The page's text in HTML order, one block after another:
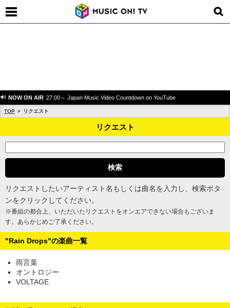
NOW ON AIR 27:00～ Japan Music Video Countdown on YouTube
TOP リクエスト
リクエスト
リクエストしたいアーティスト名もしくは曲名を入力し、検索ボタ
ンをクリックしてください。
※番組の都合上、いただいたリクエストをオンエアできない場合もございま
す。あらかじめご了承ください。
"Rain Drops"の楽曲一覧
雨言葉
オントロジー
VOLTAGE